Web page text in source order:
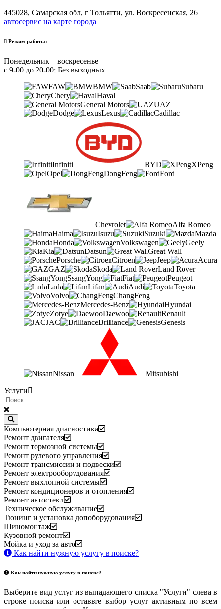
445028, Самарская обл, г Тольятти, ул. Воскресенская, 26
автосервис на карте города
Режим работы:
Понедельник – воскресенье
с 9-00 до 20-00; Без выходных
FAW
BMW Saab
Subaru
Chery
Haval
General Motors
UAZ
Dodge
Lexus Cadillac
Infiniti BYD
XPeng
Opel
DongFeng Ford
Chevrolet
Alfa Romeo
Haima
Isuzu Suzuki
Mazda
Honda
Volkswagen
Geely
Kia
Datsun
Great Wall
Porsche
Citroen Jeep
Acura
GAZ
Skoda
Land Rover
SsangYong
Fiat
Peugeot
Lada
Lifan Audi
Toyota
Volvo
ChangFeng
Mercedes-Benz
Hyundai
Zotye
Daewoo
Renault
JAC
Brilliance Genesis
Nissan
Mitsubishi
Услуги
Компьютерная диагностика
Ремонт двигателя
Ремонт тормозной системы
Ремонт рулевого управления
Ремонт трансмиссии и подвески
Ремонт электрооборудования
Ремонт выхлопной системы
Ремонт кондиционеров и отопления
Ремонт автостекл
Техническое обслуживание
Тюнинг и установка допоборудования
Шиномонтаж
Кузовной ремонт
Мойка и уход за авто
Как найти нужную услугу в поиске?
Как найти нужную услугу в поиске?
Выберите вид услуг из выпадающего списка "Услуги" слева в
строке поиска или оставьте выбор услуг активным по всем